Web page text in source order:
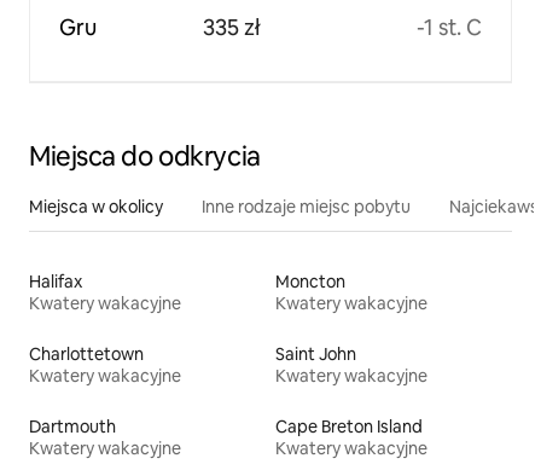
Gru 335 zł -1 st. C
Miejsca do odkrycia
Miejsca w okolicy Inne rodzaje miejsc pobytu
Halifax
Kwatery wakacyjne
Moncton
Kwatery wakacyjne
Charlottetown
Kwatery wakacyjne
Saint John
Kwatery wakacyjne
Dartmouth
Kwatery wakacyjne
Cape Breton Island
Kwatery wakacyjne